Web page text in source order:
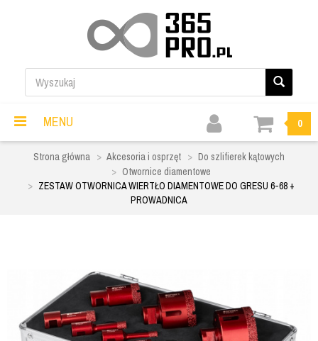
MENU 0
Strona główna Akcesoria i osprzęt
Do szlifierek kątowych
Otwornice diamentowe
ZESTAW OTWORNICA WIERTŁO DIAMENTOWE DO GRESU 6-68 +
PROWADNICA